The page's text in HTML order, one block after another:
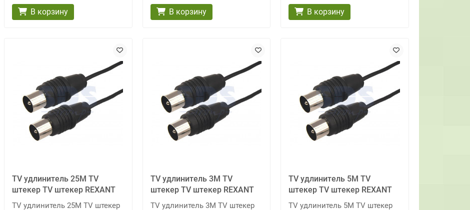
В корзину В корзину В корзину
TV удлинитель 25М TV
штекер TV штекер REXANT
TV удлинитель 25М TV штекер
TV удлинитель 3М TV
штекер TV штекер REXANT
TV удлинитель 3М TV штекер
TV удлинитель 5М TV
штекер TV штекер REXANT
TV удлинитель 5М TV штекер